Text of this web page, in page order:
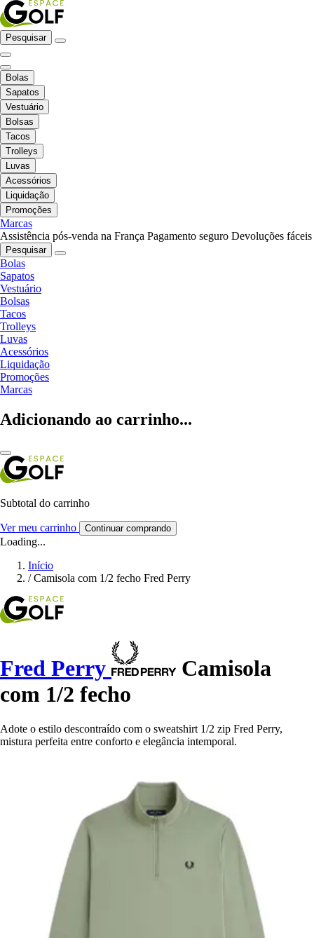
Pesquisar
Bolas
Sapatos
Vestuário
Bolsas
Tacos
Trolleys
Luvas
Acessórios
Liquidação
Promoções
Marcas
Assistência pós-venda na França Pagamento seguro Devoluções fáceis
Pesquisar
Bolas
Sapatos
Vestuário
Bolsas
Tacos
Trolleys
Luvas
Acessórios
Liquidação
Promoções
Marcas
Adicionando ao carrinho...
Subtotal do carrinho
Ver meu carrinho Continuar comprando
Loading...
Início
/ Camisola com 1/2 fecho Fred Perry
Fred Perry
Camisola
com 1/2 fecho
Adote o estilo descontraído com o sweatshirt 1/2 zip Fred Perry,
mistura perfeita entre conforto e elegância intemporal.